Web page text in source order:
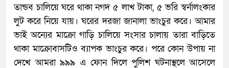
তান্ডব চালিয়ে ঘরে থাকা নগদ ৫ লাখ টাকা, ৫ ভরি স্বর্নালংকার
লুট করে নিয়ে যায়। ঘরের দরজা জানালা ভাংচুর করে। আমার
ভাই অন্যের মাক্রো গাড়ি চালিয়ে সংসার চালায় তারা বাড়িতে
থাকা মাক্রোবাসটিও ব্যাপক ভাংচুর করে। পরে কোন উপায় না
দেখে আমরা ৯৯৯ এ ফোন দিলে পুলিশ ঘটনাস্থলে আসেলে